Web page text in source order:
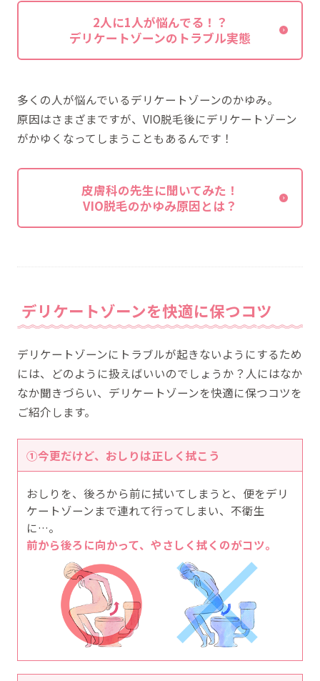
2人に1人が悩んでる！？
デリケートゾーンのトラブル実態
多くの人が悩んでいるデリケートゾーンのかゆみ。
原因はさまざまですが、VIO脱毛後にデリケートゾーン
がかゆくなってしまうこともあるんです！
皮膚科の先生に聞いてみた！
VIO脱毛のかゆみ原因とは？
デリケートゾーンを快適に保つコツ
デリケートゾーンにトラブルが起きないようにするため
には、どのように扱えばいいのでしょうか？人にはなか
なか聞きづらい、デリケートゾーンを快適に保つコツを
ご紹介します。
①今更だけど、おしりは正しく拭こう
おしりを、後ろから前に拭いてしまうと、便をデリ
ケートゾーンまで連れて行ってしまい、不衛生
に…。
前から後ろに向かって、やさしく拭くのがコツ。